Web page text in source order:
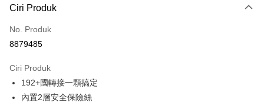
全家取貨付款
NT$60/pesanan | Penghantaran percuma untuk pesanan
NT$499 atau lebih
NT$60/pesanan | Penghantaran percuma untuk pesanan
NT$499 atau lebih
Ciri Produk
No. Produk
8879485
Ciri Produk
192+國轉接一顆搞定
內置2層安全保險絲